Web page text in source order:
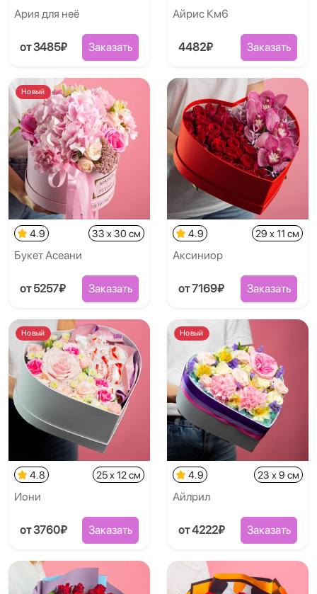
Ария для неё
от 3485₽ Заказать
Айрис Км6
4482₽ Заказать
Новый
4.9 33 x 30 см
Букет Асеани
от 5257₽ Заказать
4.9 29 x 11 см
Аксиниор
от 7169₽ Заказать
Новый
4.8 25 x 12 см
Иони
от 3760₽ Заказать
Новый
4.9 23 x 9 см
Айлрил
от 4222₽ Заказать